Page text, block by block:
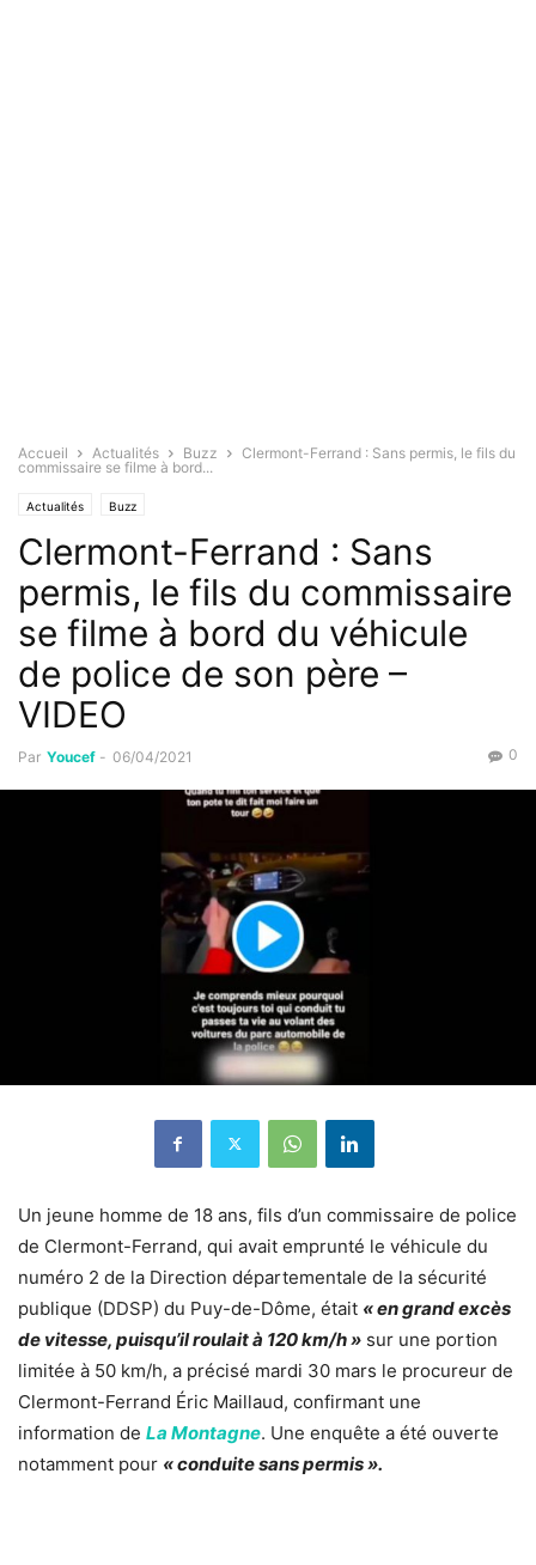
Accueil Actualités Buzz
Clermont-Ferrand : Sans permis, le fils du
commissaire se filme à bord...
Actualités Buzz
Clermont-Ferrand : Sans
permis, le fils du commissaire
se filme à bord du véhicule
de police de son père –
VIDEO
Par Youcef - 06/04/2021 0
Un jeune homme de 18 ans, fils d’un commissaire de police
de Clermont-Ferrand, qui avait emprunté le véhicule du
numéro 2 de la Direction départementale de la sécurité
publique (DDSP) du Puy-de-Dôme, était « en grand excès
de vitesse, puisqu’il roulait à 120 km/h » sur une portion
limitée à 50 km/h, a précisé mardi 30 mars le procureur de
Clermont-Ferrand Éric Maillaud, confirmant une
information de La Montagne. Une enquête a été ouverte
notamment pour « conduite sans permis ».